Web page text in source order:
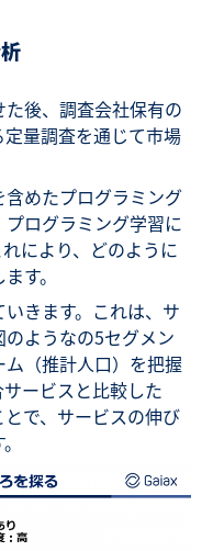
後、調査会社保有の
量調査を通じて市場
めたプログラミング
ログラミング学習に
により、どのように
す。
きます。これは、サ
ようなの5セグメン
（推計人口）を把握
ービスと比較した
で、サービスの伸び